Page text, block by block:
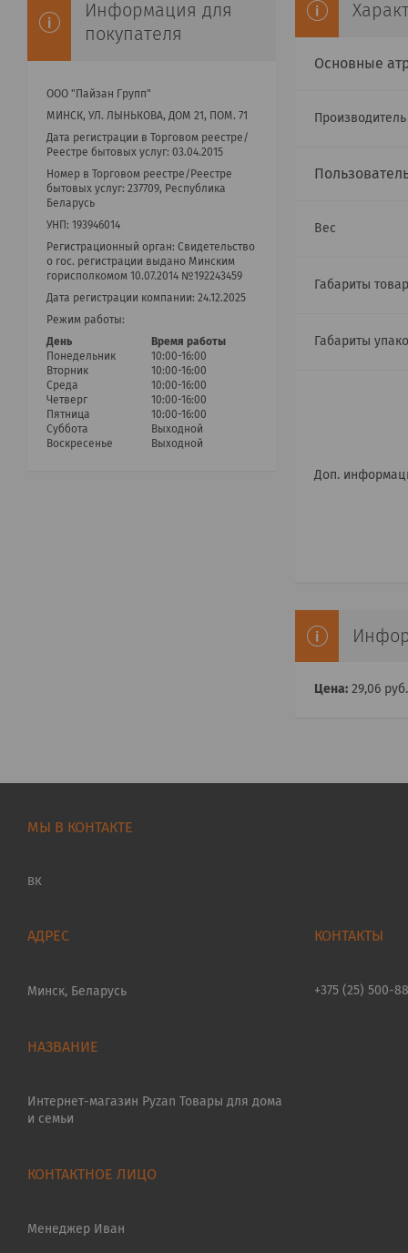
Основные
Вес
Габариты
Габариты
Доп.
Цена: 29,06 руб.
Информация для
покупателя
ООО "Пайзан Групп"
МИНСК, УЛ. ЛЫНЬКОВА, ДОМ 21, ПОМ. 71
Дата регистрации в Торговом реестре/
Реестре бытовых услуг: 03.04.2015
Номер в Торговом реестре/Реестре
бытовых услуг: 237709, Республика
Беларусь
УНП: 193946014
Регистрационный орган: Cвидетельство
о гос. регистрации выдано Минским
горисполкомом 10.07.2014 №192243459
Дата регистрации компании: 24.12.2025
Режим работы:
День
Время работы
Понедельник
10:00-16:00
Вторник
10:00-16:00
Среда
10:00-16:00
Четверг
10:00-16:00
Пятница
10:00-16:00
Суббота
Выходной
Воскресенье
Выходной
МЫ В КОНТАКТЕ
ВК
Минск, Беларусь
Интернет-магазин Pyzan Товары для дома
и семьи
Менеджер Иван
+375 (25) 500-